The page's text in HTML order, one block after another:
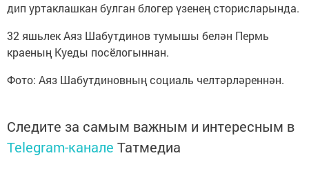
дип уртаклашкан булган блогер үзенең сторисларында.
32 яшьлек Аяз Шабутдинов тумышы белән Пермь
краеның Куеды посёлогыннан.
Фото: Аяз Шабутдиновның социаль челтәрләреннән.
Следите за самым важным и интересным в
Telegram-канале Татмедиа